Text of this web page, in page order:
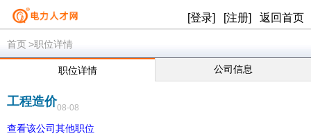
[登录] [注册] 返回首页
首页>职位详情
职位详情 公司信息
工程造价08-08
查看该公司其他职位